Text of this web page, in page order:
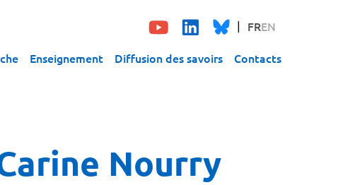
FREN
Enseignement Diffusion des savoirs Contacts
Nourry